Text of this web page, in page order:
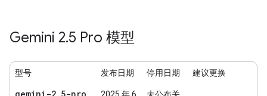
Gemini 2.5 Pro 模型
型号 发布日期 停用日期 建议更换